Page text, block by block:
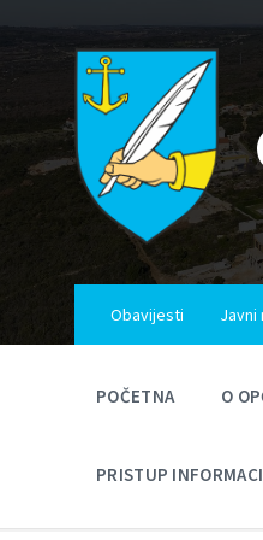
to
content
to
navigation
to
Obavijesti Javni
POČETNA O
PRISTUP